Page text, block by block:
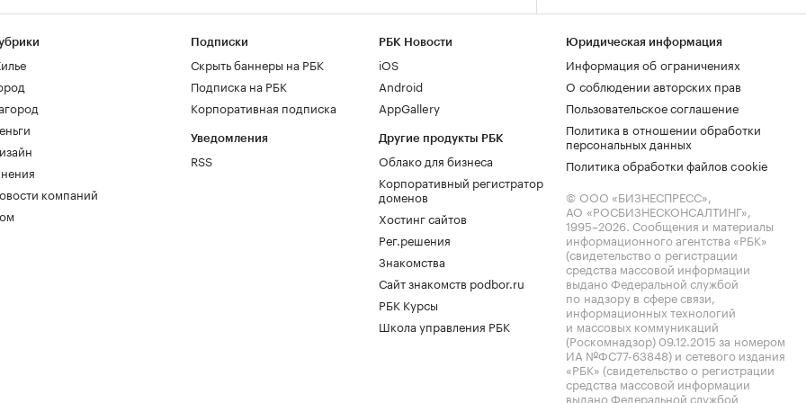
компаний
Подписки
Скрыть баннеры на РБК
Подписка на РБК
Корпоративная подписка
Уведомления
RSS
РБК Новости
iOS
Android
AppGallery
Другие продукты РБК
Облако для бизнеса
Корпоративный регистратор
доменов
Хостинг сайтов
Рег.решения
Знакомства
Сайт знакомств podbor.ru
РБК Курсы
Школа управления РБК
Юридическая информация
Информация об ограничениях
О соблюдении авторских прав
Пользовательское соглашение
Политика в отношении обработки
персональных данных
Политика обработки файлов cookie
© ООО «БИЗНЕСПРЕСС»,
АО «РОСБИЗНЕСКОНСАЛТИНГ»,
1995–2026. Сообщения и материалы
информационного агентства «РБК»
(свидетельство о регистрации
средства массовой информации
выдано Федеральной службой
по надзору в сфере связи,
информационных технологий
и массовых коммуникаций
(Роскомнадзор) 09.12.2015 за номером
ИА №ФС77-63848) и сетевого издания
«РБК» (свидетельство о регистрации
средства массовой информации
выдано Федеральной службой